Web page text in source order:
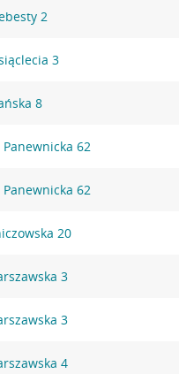
2
3
8
62
62
20
3
3
4